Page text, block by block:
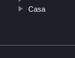
Casa